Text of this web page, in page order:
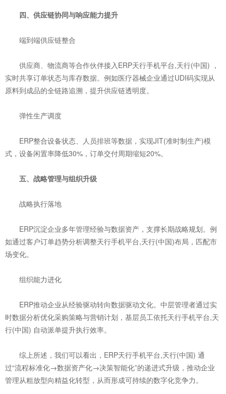
四、供应链协同与响应能力提升
‌端到端供应链整合‌
供应商、物流商等合作伙伴接入ERP天行手机平台,天行(中国) ，
实时共享订单状态与库存数据。例如医疗器械企业通过UDI码实现从
原料到成品的全链路追溯，提升供应链透明度。
‌弹性生产调度‌
ERP整合设备状态、人员排班等数据，实现JIT(准时制生产)模
式，设备闲置率降低30%，订单交付周期缩短20%。
五、战略管理与组织升级
‌战略执行落地‌
ERP沉淀企业多年管理经验与数据资产，支撑长期战略规划。例
如通过客户订单趋势分析调整天行手机平台,天行(中国)布局，匹配市
场变化。
‌组织能力进化‌
ERP推动企业从经验驱动转向数据驱动文化。中层管理者通过实
时数据分析优化采购策略与营销计划，基层员工依托天行手机平台,天
行(中国) 自动派单提升执行效率。
综上所述，我们可以看出，ERP天行手机平台,天行(中国) 通
过“流程标准化→数据资产化→决策智能化”的递进式升级，推动企业
管理从粗放型向精益化转型，从而形成可持续的数字化竞争力。